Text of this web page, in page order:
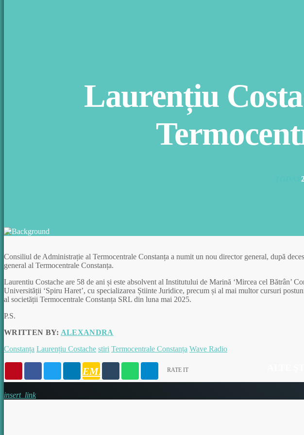
Laurențiu
Consiliul de Administrație al Termocentrale Constanța a numit un nou director general, după
general al Termocentrale Constanța.
Laurentiu Costache are 58 de ani și este absolvent al Institutului de Marină ‘Mircea cel Bătrân’
Universității ‘Spiru Haret’, cu specializarea Știinte Juridice, precum și al mai multor cursuri
al societății Termocentrale Constanța SRL din luna mai 2025.
P.S.
WRITTEN BY: ALEXANDRA
Constanța Laurențiu Costache stiri Termocentrale Constanța Wave Radio
EMAIL RATE IT
insert_link